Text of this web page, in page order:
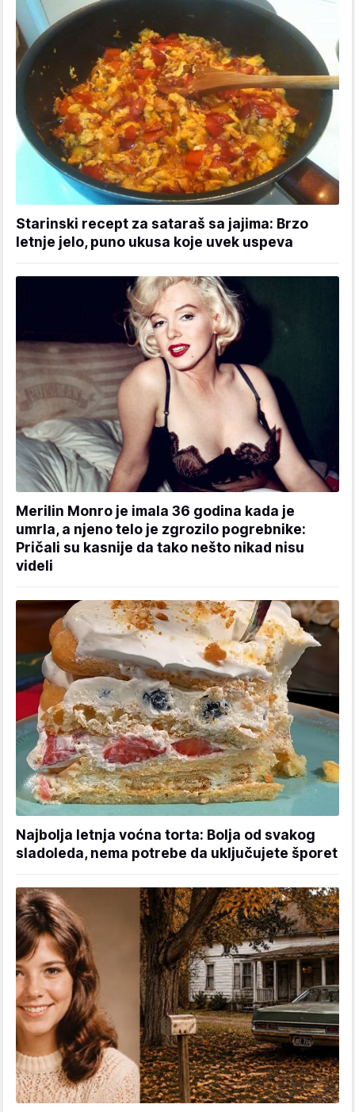
Starinski recept za sataraš sa jajima: Brzo
letnje jelo, puno ukusa koje uvek uspeva
Merilin Monro je imala 36 godina kada je
umrla, a njeno telo je zgrozilo pogrebnike:
Pričali su kasnije da tako nešto nikad nisu
videli
Najbolja letnja voćna torta: Bolja od svakog
sladoleda, nema potrebe da uključujete šporet